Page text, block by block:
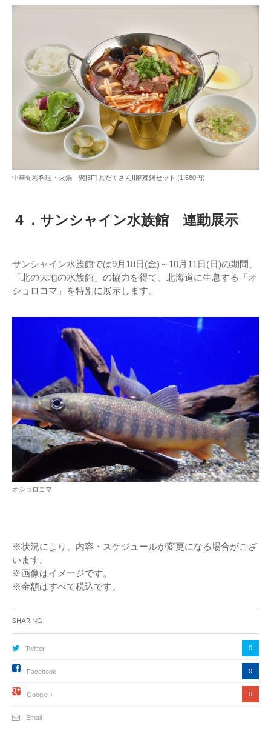
中華旬彩料理・火鍋 聚[3F] 具だくさん!!麻辣鍋セット (1,680円)
４．サンシャイン水族館 連動展示
サンシャイン水族館では9月18日(金)～10月11日(日)の期間、
「北の大地の水族館」の協力を得て、北海道に生息する「オ
ショロコマ」を特別に展示します。
オショロコマ
※状況により、内容・スケジュールが変更になる場合がござ
います。
※画像はイメージです。
※金額はすべて税込です。
Sharing
Twitter 0
Facebook 0
Google + 0
Email